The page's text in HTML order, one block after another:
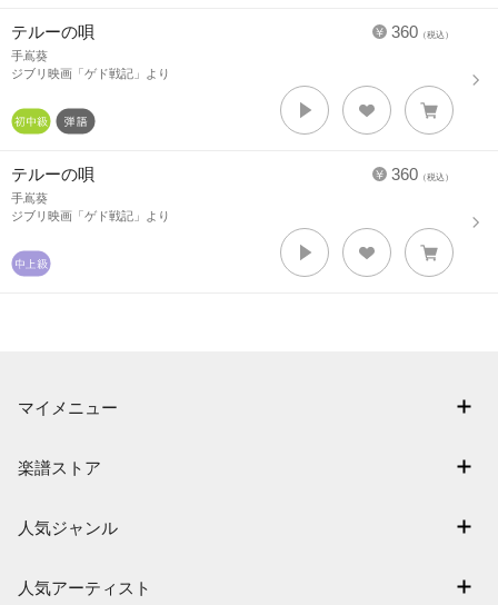
360 （税込）
テルーの唄
手嶌葵
ジブリ映画「ゲド戦記」より
360 （税込）
テルーの唄
手嶌葵
ジブリ映画「ゲド戦記」より
マイメニュー
退会はこちら
楽譜ストア
難易度別に探す
人気ジャンル
人気アーティスト